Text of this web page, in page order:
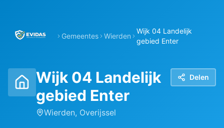
Gemeentes Wierden
Wijk 04 Landelijk
gebied Enter
Wijk 04 Landelijk
gebied Enter
Wierden, Overijssel
Delen